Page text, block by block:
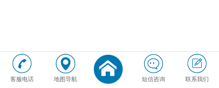
客服电话 地图导航 短信咨询 联系我们